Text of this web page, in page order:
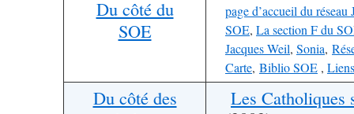
Du côté du
SOE
page d’accueil du réseau
SOE, La section F du
Jacques Weil, Sonia,
Carte, Biblio SOE ,
Du côté des
Les Catholiques